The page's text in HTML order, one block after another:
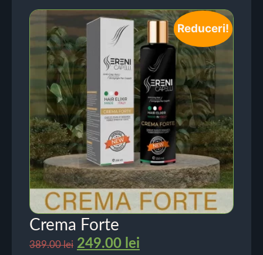
Reduceri!
Crema Forte
389.00lei 249.00 lei